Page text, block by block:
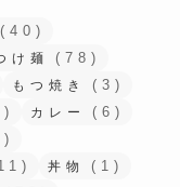
(40)
け麺 (78)
もつ焼き (3)
カレー (6)
丼物 (1)